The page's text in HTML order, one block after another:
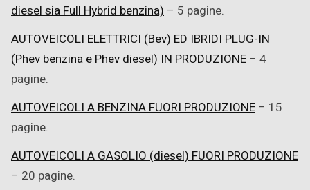
diesel sia Full Hybrid benzina) – 5 pagine.
AUTOVEICOLI ELETTRICI (Bev) ED IBRIDI PLUG-IN
(Phev benzina e Phev diesel) IN PRODUZIONE – 4
pagine.
AUTOVEICOLI A BENZINA FUORI PRODUZIONE – 15
pagine.
AUTOVEICOLI A GASOLIO (diesel) FUORI PRODUZIONE
– 20 pagine.